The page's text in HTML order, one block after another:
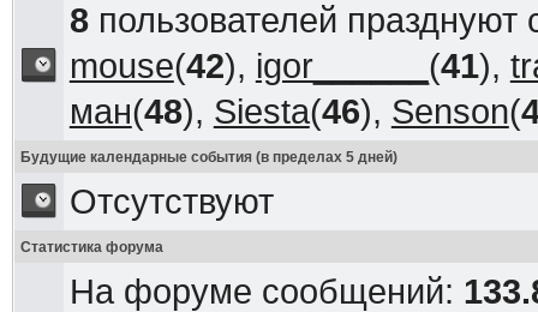
8пользователей празднуют
mouse(42), igor______ (41),
ман(48), Siesta(46), Senson(
Будущие календарные события (в пределах 5 дней)
Отсутствуют
Статистика форума
На форуме сообщений: